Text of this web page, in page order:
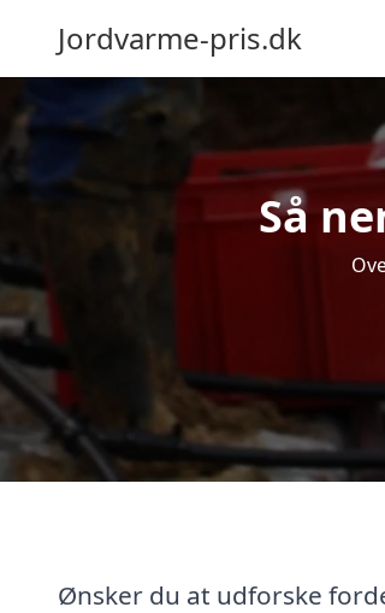
Jordvarme-pris.dk
Så
Ønsker du at udforske